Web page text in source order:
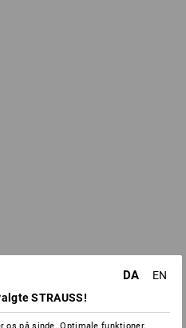
DA
EN
STRAUSS!
os på sinde. Optimale funktioner,